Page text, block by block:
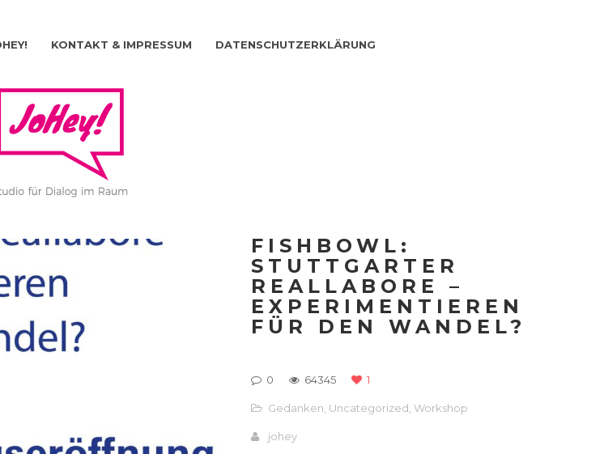
KONTAKT & IMPRESSUM DATENSCHUTZERKLÄRUNG
FISHBOWL:
STUTTGARTER
REALLABORE –
EXPERIMENTIEREN
FÜR DEN WANDEL?
0 64345 1
Gedanken Uncategorized ,Workshop
johey